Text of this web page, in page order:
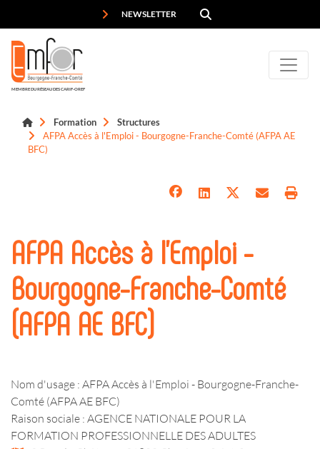
NEWSLETTER
MEMBRE DU RÉSEAU DES CARIF-OREF
Formation
Structures
AFPA Accès à l'Emploi - Bourgogne-Franche-Comté (AFPA AE
BFC)
AFPA Accès à l'Emploi -
Bourgogne-Franche-Comté
(AFPA AE BFC)
Nom d'usage : AFPA Accès à l'Emploi - Bourgogne-Franche-
Comté (AFPA AE BFC)
Raison sociale : AGENCE NATIONALE POUR LA
FORMATION PROFESSIONNELLE DES ADULTES
Panneau de gestion des cookies